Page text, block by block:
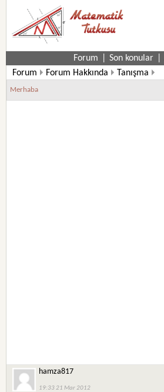
Forum Son konular
Forum
Forum Hakkında Tanışma
Merhaba
hamza817
19:33 21 Mar 2012